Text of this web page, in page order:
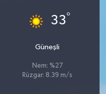
33°
Güneşli
Nem: %27
Rüzgar: 8.39 m/s